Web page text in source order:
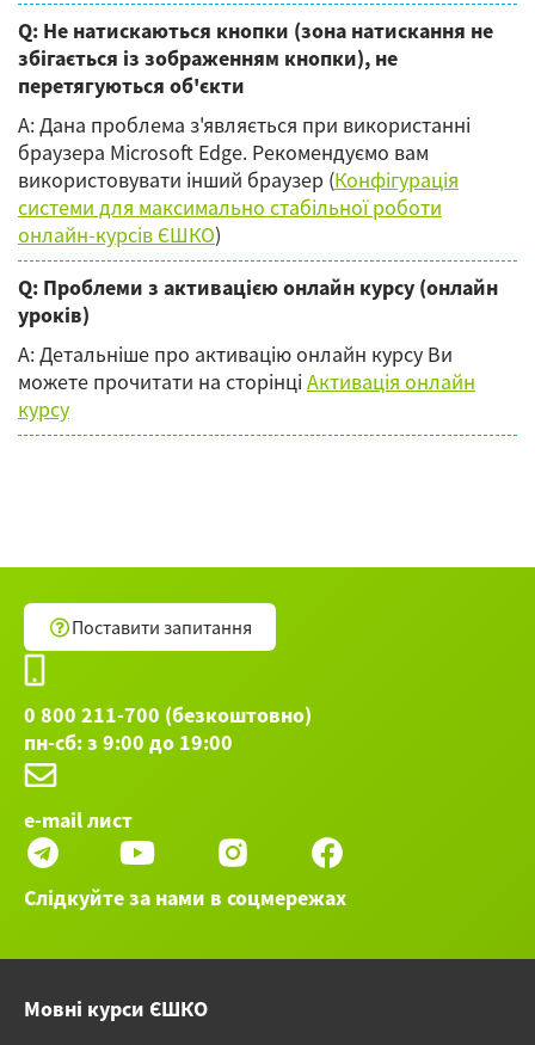
Q: Не натискаються кнопки (зона натискання не
збігається із зображенням кнопки), не
перетягуються об'єкти
А: Дана проблема з'являється при використанні
браузера Microsoft Edge. Рекомендуємо вам
використовувати інший браузер (Конфігурація
системи для максимально стабільної роботи
онлайн-курсів ЄШКО)
Q: Проблеми з активацією онлайн курсу (онлайн
уроків)
A: Детальніше про активацію онлайн курсу Ви
можете прочитати на сторінці Активація онлайн
курсу
Поставити запитання
0 800 211-700 (безкоштовно)
пн-сб: з 9:00 до 19:00
e-mail лист
Слідкуйте за нами в соцмережах
Мовні курси ЄШКО